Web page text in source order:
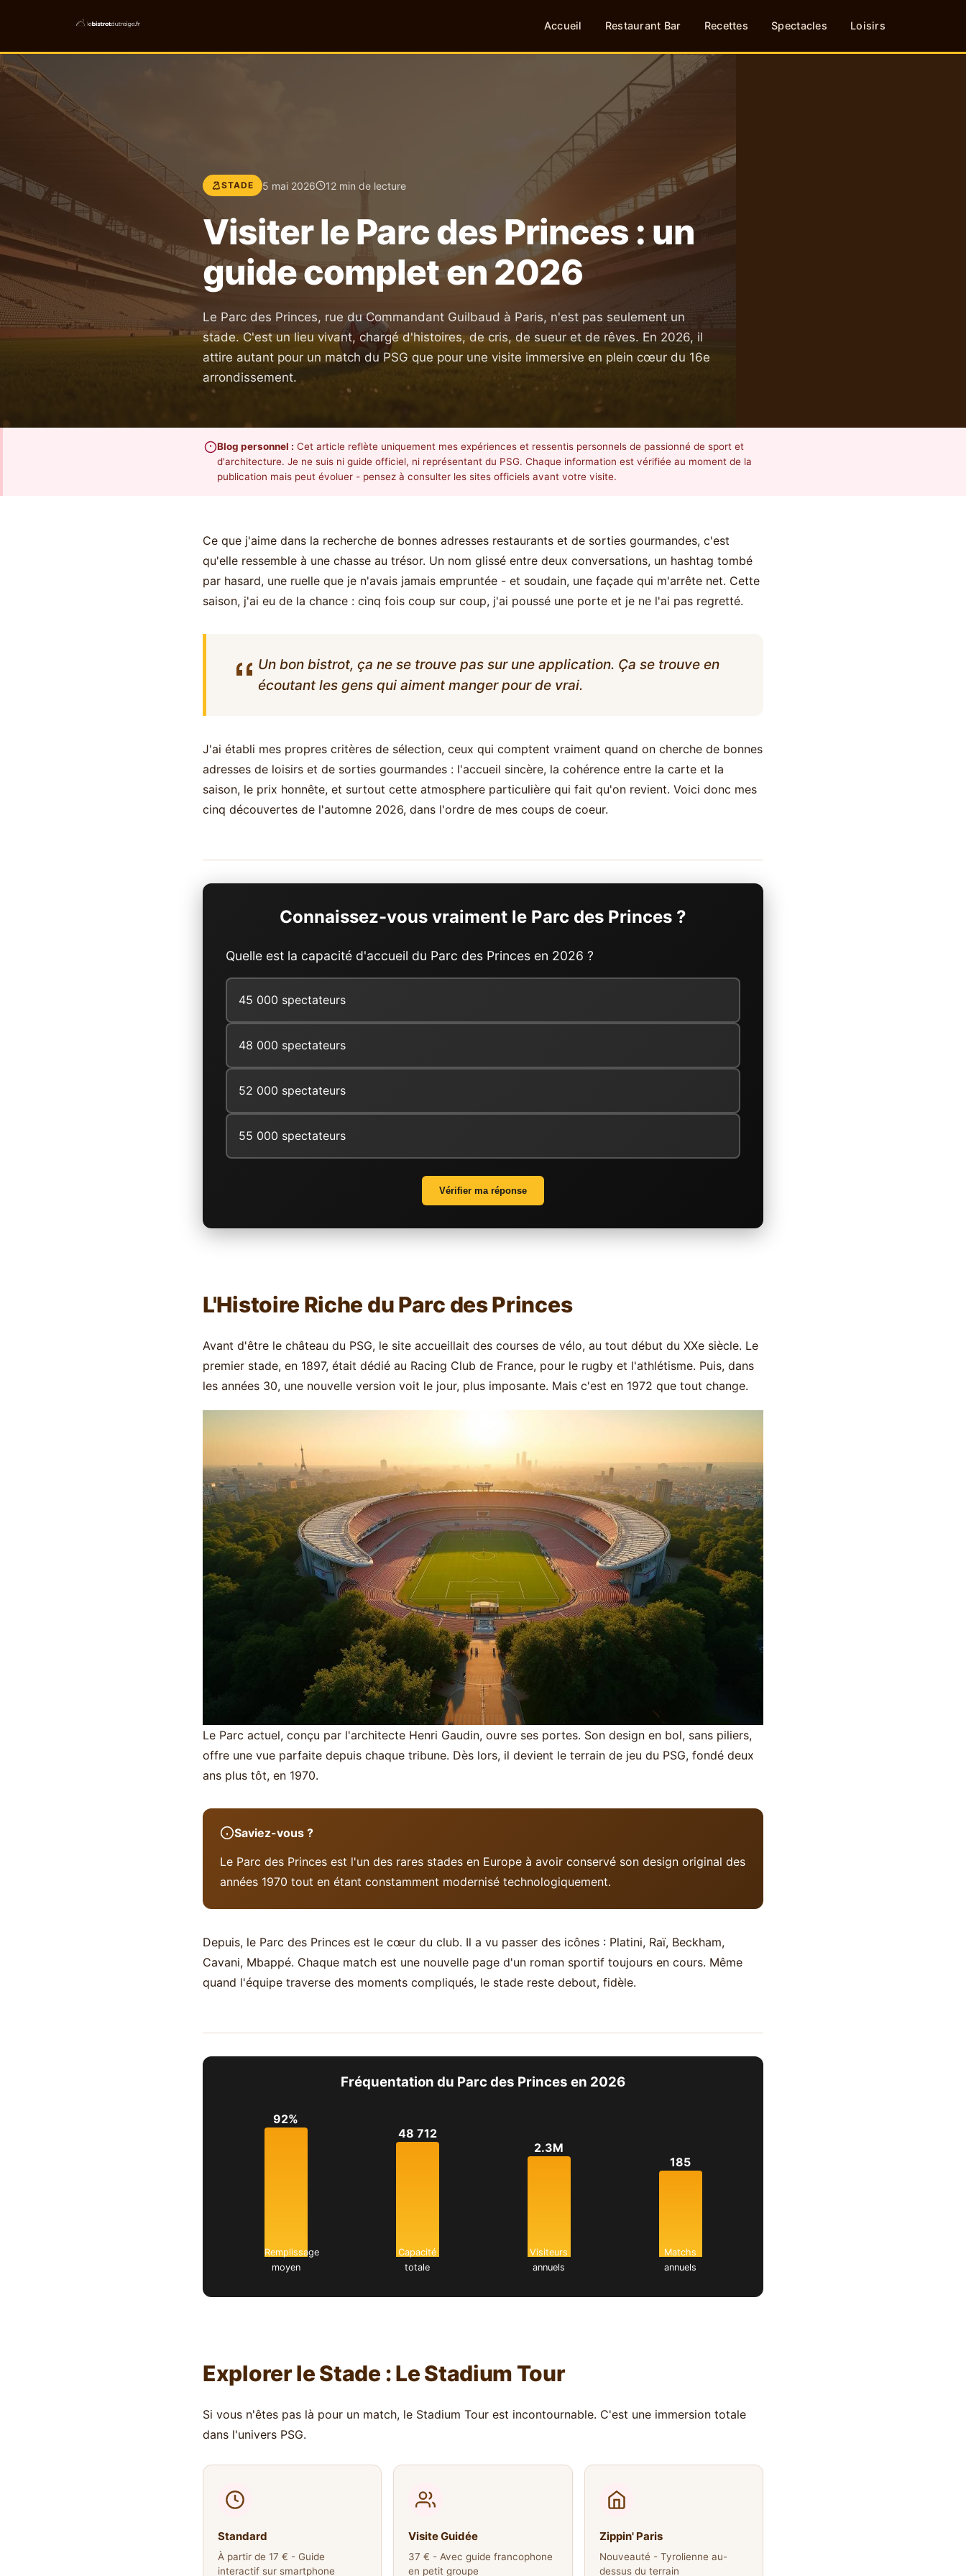
Accueil Restaurant Bar Recettes Spectacles Loisirs
STADE 5 mai 2026 12 min de lecture
Visiter le Parc des Princes : un
guide complet en 2026
Le Parc des Princes, rue du Commandant Guilbaud à Paris, n'est pas seulement un
stade. C'est un lieu vivant, chargé d'histoires, de cris, de sueur et de rêves. En 2026, il
attire autant pour un match du PSG que pour une visite immersive en plein cœur du 16e
arrondissement.
Blog personnel : Cet article reflète uniquement mes expériences et ressentis personnels de passionné de sport et
d'architecture. Je ne suis ni guide officiel, ni représentant du PSG. Chaque information est vérifiée au moment de la
publication mais peut évoluer - pensez à consulter les sites officiels avant votre visite.
Ce que j'aime dans la recherche de bonnes adresses restaurants et de sorties gourmandes, c'est
qu'elle ressemble à une chasse au trésor. Un nom glissé entre deux conversations, un hashtag tombé
par hasard, une ruelle que je n'avais jamais empruntée - et soudain, une façade qui m'arrête net. Cette
saison, j'ai eu de la chance : cinq fois coup sur coup, j'ai poussé une porte et je ne l'ai pas regretté.
Un bon bistrot, ça ne se trouve pas sur une application. Ça se trouve en
écoutant les gens qui aiment manger pour de vrai.
J'ai établi mes propres critères de sélection, ceux qui comptent vraiment quand on cherche de bonnes
adresses de loisirs et de sorties gourmandes : l'accueil sincère, la cohérence entre la carte et la
saison, le prix honnête, et surtout cette atmosphere particulière qui fait qu'on revient. Voici donc mes
cinq découvertes de l'automne 2026, dans l'ordre de mes coups de coeur.
Connaissez-vous vraiment le Parc des Princes ?
Quelle est la capacité d'accueil du Parc des Princes en 2026 ?
45 000 spectateurs
48 000 spectateurs
52 000 spectateurs
55 000 spectateurs
Vérifier ma réponse
L'Histoire Riche du Parc des Princes
Avant d'être le château du PSG, le site accueillait des courses de vélo, au tout début du XXe siècle. Le
premier stade, en 1897, était dédié au Racing Club de France, pour le rugby et l'athlétisme. Puis, dans
les années 30, une nouvelle version voit le jour, plus imposante. Mais c'est en 1972 que tout change.
Le Parc actuel, conçu par l'architecte Henri Gaudin, ouvre ses portes. Son design en bol, sans piliers,
offre une vue parfaite depuis chaque tribune. Dès lors, il devient le terrain de jeu du PSG, fondé deux
ans plus tôt, en 1970.
Saviez-vous ?
Le Parc des Princes est l'un des rares stades en Europe à avoir conservé son design original des
années 1970 tout en étant constamment modernisé technologiquement.
Depuis, le Parc des Princes est le cœur du club. Il a vu passer des icônes : Platini, Raï, Beckham,
Cavani, Mbappé. Chaque match est une nouvelle page d'un roman sportif toujours en cours. Même
quand l'équipe traverse des moments compliqués, le stade reste debout, fidèle.
Fréquentation du Parc des Princes en 2026
92%
Remplissage
moyen
48 712
Capacité
totale
2.3M
Visiteurs
annuels
185
Matchs
annuels
Explorer le Stade : Le Stadium Tour
Si vous n'êtes pas là pour un match, le Stadium Tour est incontournable. C'est une immersion totale
dans l'univers PSG.
Standard
À partir de 17 € - Guide
interactif sur smartphone
Visite Guidée
37 € - Avec guide francophone
en petit groupe
Zippin' Paris
Nouveauté - Tyrolienne au-
dessus du terrain